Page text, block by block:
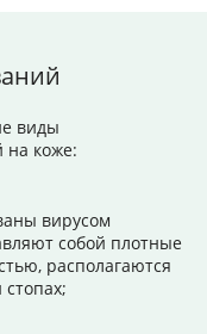
виды
на коже:
вирусом
собой плотные
располагаются